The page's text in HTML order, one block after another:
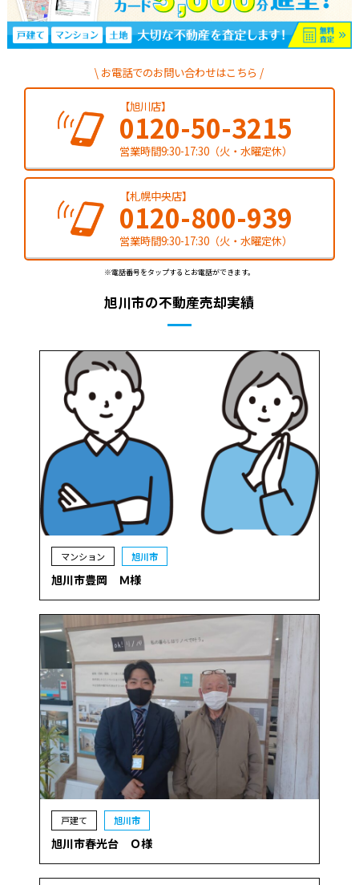
お電話でのお問い合わせはこちら
【旭川店】
0120-50-3215
営業時間9:30-17:30（火・水曜定休）
【札幌中央店】
0120-800-939
営業時間9:30-17:30（火・水曜定休）
※電話番号をタップするとお電話ができます。
旭川市の不動産売却実績
マンション 旭川市
旭川市豊岡 Ｍ様
戸建て 旭川市
旭川市春光台 Ｏ様